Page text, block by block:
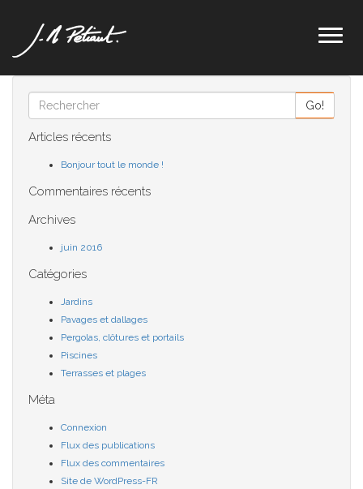
Go!
Articles récents
Bonjour tout le monde !
Commentaires récents
Archives
juin 2016
Catégories
Jardins
Pavages et dallages
Pergolas, clôtures et portails
Piscines
Terrasses et plages
Méta
Connexion
Flux des publications
Flux des commentaires
Site de WordPress-FR